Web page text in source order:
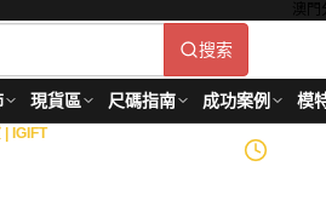
澳
搜索
現貨區 尺碼指南 成功案例 模
IGIFT